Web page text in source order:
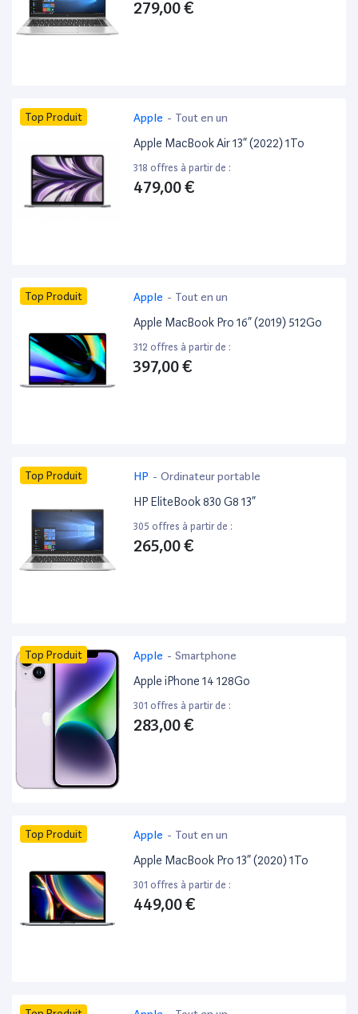
279,00 €
Top Produit Apple - Tout en un
Apple MacBook Air 13” (2022) 1To
318 offres à partir de :
479,00 €
Top Produit Apple - Tout en un
Apple MacBook Pro 16” (2019) 512Go
312 offres à partir de :
397,00 €
Top Produit HP - Ordinateur portable
HP EliteBook 830 G8 13”
305 offres à partir de :
265,00 €
Top Produit Apple - Smartphone
Apple iPhone 14 128Go
301 offres à partir de :
283,00 €
Top Produit Apple - Tout en un
Apple MacBook Pro 13” (2020) 1To
301 offres à partir de :
449,00 €